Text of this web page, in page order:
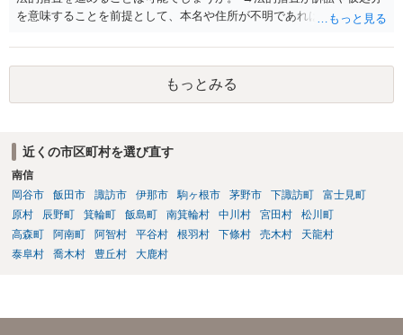
を意味することを前提として、本名や住所が不明であれば実現が難し
や期間はどのくらいを想定すればよいでしょうか。 →数十万円・数ヶ
月が目安でしょう。 3. 投稿が削除されても、スクリーンショットやU
RLなどの証拠があれば対応は可能でしょうか。 →対応可能である場合
があるでしょう。 4. このようなケースでは、まず弁護士へ相談するの
士と警察両方でしょう。 5. 相手が特定できた場合、名誉毀損や侮辱
罪、損害賠償請求などの対象になる可能性はありますか。 →あるでし
ょう。 6. 相談する場合、持参した方がよい資料（スクリーンショッ
ト、URL、Metaとのやり取り、警察への相談記録など）があれば教え
てください。 →弁護士にご相談になる際は、まず、弁護士に電話でご
相談になり、その弁護士から、必要な資料を教えてもらうのが良いで
もっとみる
近くの市区町村を選び直す
南信
岡谷市
飯田市 諏訪市 伊那市 駒ヶ根市 茅野市 下諏訪町
富士見町
原村
辰野町 箕輪町 飯島町 南箕輪村 中川村 宮田村
松川町
高森町
阿南町 阿智村 平谷村 根羽村 下條村 売木村
天龍村
泰阜村
喬木村 豊丘村 大鹿村